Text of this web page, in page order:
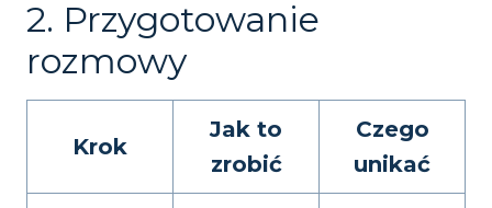
2. Przygotowanie
rozmowy
Krok
Jak to
zrobić
Czego
unikać